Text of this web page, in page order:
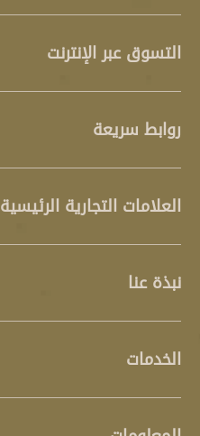
التسوق عبر الإنترنت
روابط سريعة
العلامات التجارية الرئيسية
نبذة عنا
الخدمات